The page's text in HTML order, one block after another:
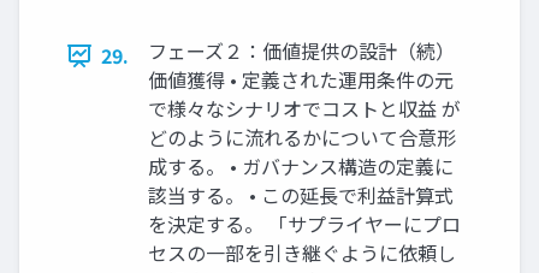
29.
フェーズ２：価値提供の設計（続）
価値獲得 • 定義された運用条件の元
で様々なシナリオでコストと収益 が
どのように流れるかについて合意形
成する。 • ガバナンス構造の定義に
該当する。 • この延長で利益計算式
を決定する。 「サプライヤーにプロ
セスの一部を引き継ぐように依頼し